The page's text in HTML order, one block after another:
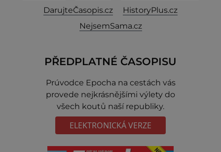
DarujteČasopis.cz
HistoryPlus.cz
NejsemSama.cz
PŘEDPLATNÉ ČASOPISU
Prúvodce Epocha na cestách vás
provede nejkrásnějšími výlety do
všech koutů naší republiky.
ELEKTRONICKÁ VERZE